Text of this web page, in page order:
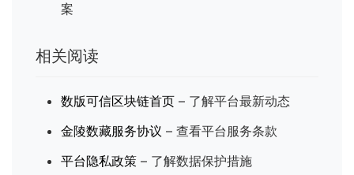
案
相关阅读
数版可信区块链首页 – 了解平台最新动态
金陵数藏服务协议 – 查看平台服务条款
平台隐私政策 – 了解数据保护措施